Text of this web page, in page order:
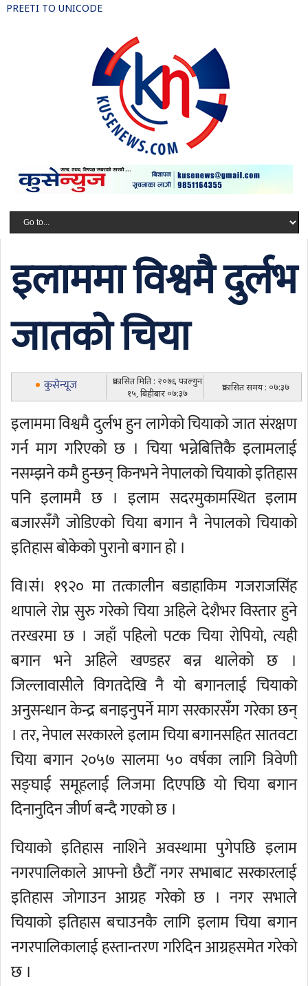
PREETI TO UNICODE
इलाममा विश्वमै दुर्लभ
जातको चिया
कुसेन्यूज
प्रकासित मिति : २०७६ फाल्गुन
१५, बिहीबार ०७:३७
प्रकासित समय : ०७:३७
इलाममा विश्वमै दुर्लभ हुन लागेको चियाको जात संरक्षण
गर्न माग गरिएको छ । चिया भन्नेबित्तिकै इलामलाई
नसम्झने कमै हुन्छन् किनभने नेपालको चियाको इतिहास
पनि इलाममै छ । इलाम सदरमुकामस्थित इलाम
बजारसँगै जोडिएको चिया बगान नै नेपालको चियाको
इतिहास बोकेको पुरानो बगान हो ।
वि।सं। १९२० मा तत्कालीन बडाहाकिम गजराजसिंह
थापाले रोप्न सुरु गरेको चिया अहिले देशैभर विस्तार हुने
तरखरमा छ । जहाँ पहिलो पटक चिया रोपियो, त्यही
बगान भने अहिले खण्डहर बन्न थालेको छ ।
जिल्लावासीले विगतदेखि नै यो बगानलाई चियाको
अनुसन्धान केन्द्र बनाइनुपर्ने माग सरकारसँग गरेका छन्
। तर, नेपाल सरकारले इलाम चिया बगानसहित सातवटा
चिया बगान २०५७ सालमा ५० वर्षका लागि त्रिवेणी
सङ्घाई समूहलाई लिजमा दिएपछि यो चिया बगान
दिनानुदिन जीर्ण बन्दै गएको छ ।
चियाको इतिहास नाशिने अवस्थामा पुगेपछि इलाम
नगरपालिकाले आफ्नो छैटौँ नगर सभाबाट सरकारलाई
इतिहास जोगाउन आग्रह गरेको छ । नगर सभाले
चियाको इतिहास बचाउनकै लागि इलाम चिया बगान
नगरपालिकालाई हस्तान्तरण गरिदिन आग्रहसमेत गरेको
छ ।